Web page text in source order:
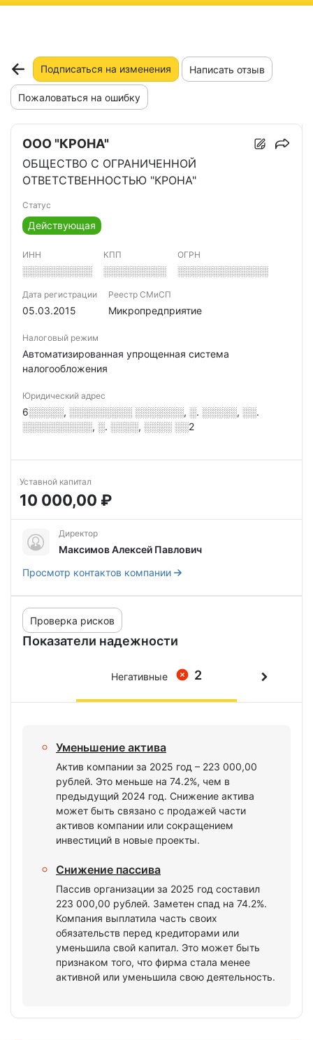
Подписаться на изменения Написать отзыв
Пожаловаться на ошибку
ООО "КРОНА"
ОБЩЕСТВО С ОГРАНИЧЕННОЙ
ОТВЕТСТВЕННОСТЬЮ "КРОНА"
Статус
Действующая
ИНН
░░░░░░░░░░
КПП
░░░░░░░░░
ОГРН
░░░░░░░░░░░░░
Дата регистрации
05.03.2015
Реестр СМиСП
Микропредприятие
Налоговый режим
Автоматизированная упрощенная система
налогообложения
Юридический адрес
6░░░░░, ░░░░░░░░░ ░░░░░░░, ░. ░░░░░, ░░.
░░░░░░░░░░, ░. ░░░░, ░░░░ ░░2
Уставной капитал
10 000,00 ₽
Директор
Максимов Алексей Павлович
Просмотр контактов компании
Показатели надежности
Проверка рисков
2
Негативные
Уменьшение актива
Актив компании за 2025 год – 223 000,00
рублей. Это меньше на 74.2%, чем в
предыдущий 2024 год. Снижение актива
может быть связано с продажей части
активов компании или сокращением
инвестиций в новые проекты.
Снижение пассива
Пассив организации за 2025 год составил
223 000,00 рублей. Заметен спад на 74.2%.
Компания выплатила часть своих
обязательств перед кредиторами или
уменьшила свой капитал. Это может быть
признаком того, что фирма стала менее
активной или уменьшила свою деятельность.